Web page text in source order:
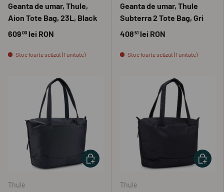
Geanta de umar, Thule,
Aion Tote Bag, 23L, Black
60900 lei RON
Stoc foarte scăzut (1 unitate)
Geanta de umar, Thule
Subterra 2 Tote Bag, Gri
40851 lei RON
Stoc foarte scăzut (1 unitate)
Thule
ADAUGĂ ÎN COȘ
Thule